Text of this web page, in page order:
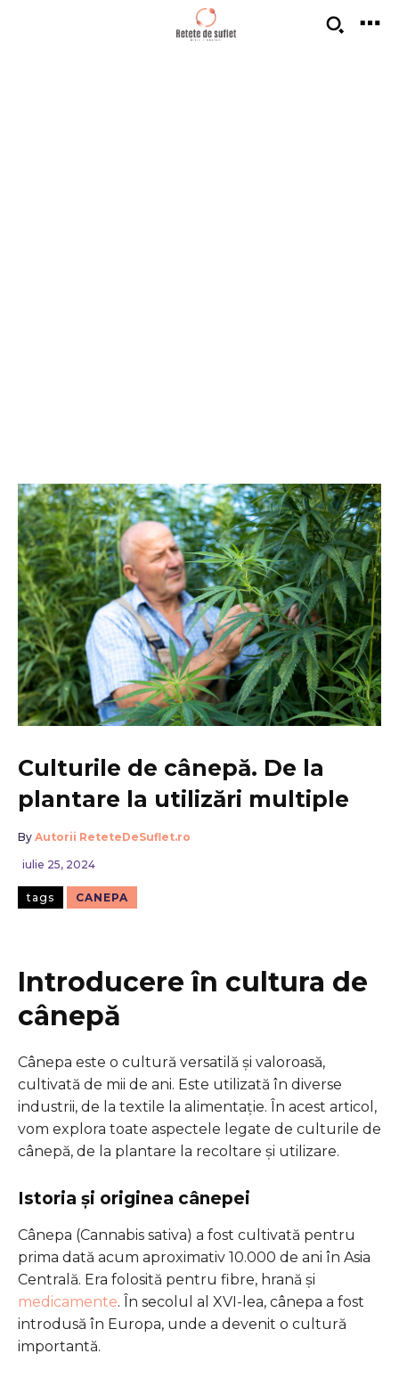
Culturile de cânepă. De la
plantare la utilizări multiple
By Autorii ReteteDeSuflet.ro
iulie 25, 2024
tags CANEPA
Introducere în cultura de
cânepă
Cânepa este o cultură versatilă și valoroasă,
cultivată de mii de ani. Este utilizată în diverse
industrii, de la textile la alimentație. În acest articol,
vom explora toate aspectele legate de culturile de
cânepă, de la plantare la recoltare și utilizare.
Istoria și originea cânepei
Cânepa (Cannabis sativa) a fost cultivată pentru
prima dată acum aproximativ 10.000 de ani în Asia
Centrală. Era folosită pentru fibre, hrană și
medicamente. În secolul al XVI-lea, cânepa a fost
introdusă în Europa, unde a devenit o cultură
importantă.